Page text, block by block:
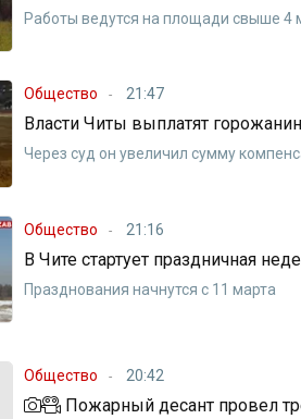
Работы ведутся на площади свыше 4
Общество 21:47
Власти Читы выплатят
Через суд он увеличил сумму
Общество 21:16
В Чите стартует праздничная
Празднования начнутся с 11 марта
Общество 20:42
Пожарный десант провел